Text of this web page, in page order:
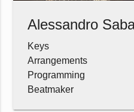
Alessandro
Keys
Arrangements
Programming
Beatmaker